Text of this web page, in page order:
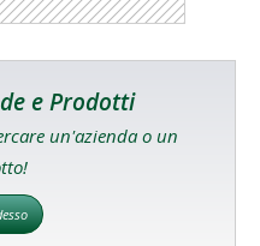
e Prodotti
un'azienda o un